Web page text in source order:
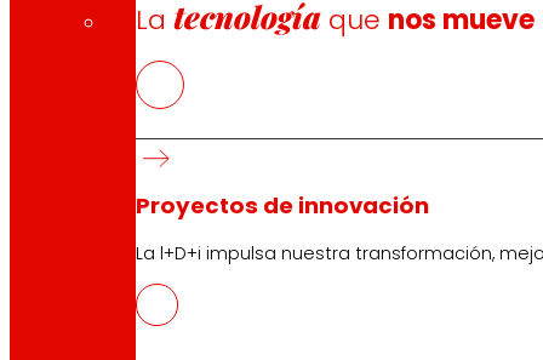
Latecnología que nos mueve
Proyectos de innovación
La l+D+i impulsa nuestra transformación,